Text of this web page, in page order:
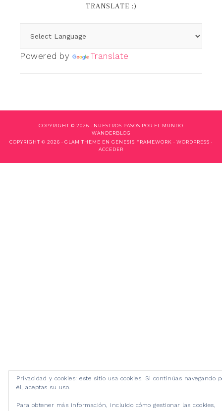
TRANSLATE :)
Powered by Translate
COPYRIGHT © 2026 · NUESTROS PASOS POR EL MUNDO
WANDERBLOG
COPYRIGHT © 2026 · GLAM THEME EN GENESIS FRAMEWORK · WORDPRESS ·
ACCEDER
Privacidad y cookies: este sitio usa cookies. Si continúas navegando
él, aceptas su uso.
Para obtener más información, incluido cómo gestionar las cookies,